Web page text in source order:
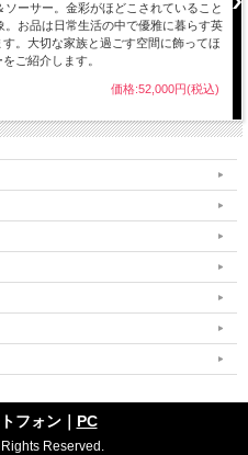
ソーサー。金彩がほどこされていること
。お品は日常生活の中で優雅に暮らす英
。大切な家族と過ごす空間に飾ってほ
ご紹介します。
価格:52,000円(税込)
フォン｜ PC
Reserved.